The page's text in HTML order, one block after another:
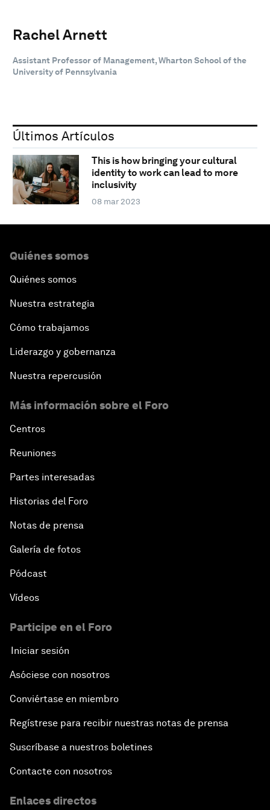
Rachel Arnett
Assistant Professor of Management, Wharton School of the
University of Pennsylvania
Últimos Artículos
This is how bringing your cultural
identity to work can lead to more
inclusivity
08 mar 2023
Quiénes somos
Quiénes somos
Nuestra estrategia
Cómo trabajamos
Liderazgo y gobernanza
Nuestra repercusión
Más información sobre el Foro
Centros
Reuniones
Partes interesadas
Historias del Foro
Notas de prensa
Galería de fotos
Pódcast
Vídeos
Participe en el Foro
Iniciar sesión
Asóciese con nosotros
Conviértase en miembro
Regístrese para recibir nuestras notas de prensa
Suscríbase a nuestros boletines
Contacte con nosotros
Enlaces directos